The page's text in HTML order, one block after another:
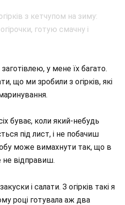
у мене їх багато.
що ми зробили з огірків, які
буває, коли який-небудь
під лист, і не побачиш
може вимахнути так, що в
не відправиш.
і салати. З огірків такі я
році готувала аж два